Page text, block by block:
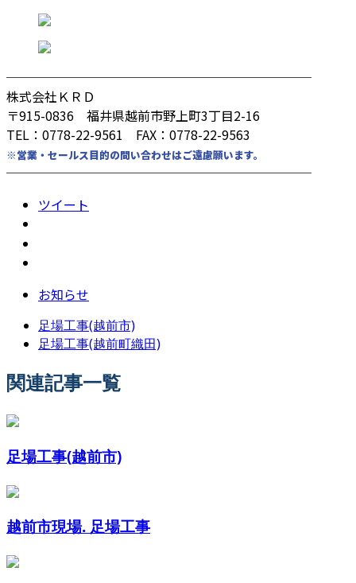
────────────────────────
株式会社ＫＲＤ
〒915-0836 福井県越前市野上町3丁目2-16
TEL：0778-22-9561 FAX：0778-22-9563
※営業・セールス目的の問い合わせはご遠慮願います。
────────────────────────
ツイート
お知らせ
足場工事(越前市)
足場工事(越前町織田)
関連記事一覧
足場工事(越前市)
越前市現場. 足場工事